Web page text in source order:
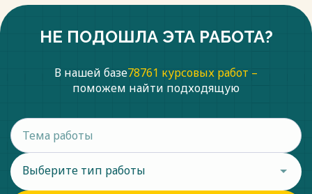
НЕ ПОДОШЛА ЭТА РАБОТА?
В нашей базе78761 курсовых работ –
поможем найти подходящую
Выберите тип работы